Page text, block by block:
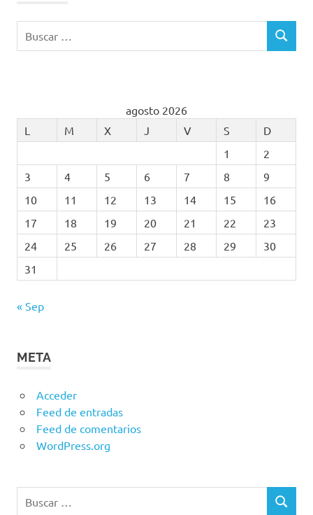
BUSCAR
agosto 2026
L
M X J V S
D
1
2
3
4 5 6 7 8
9
10
11 12 13 14 15
16
17
18 19 20 21 22
23
24
25 26 27 28 29
30
31
« Sep
META
Acceder
Feed de entradas
Feed de comentarios
WordPress.org
BUSCAR